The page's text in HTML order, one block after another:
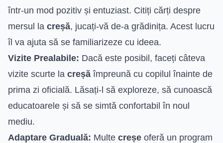
într-un mod pozitiv și entuziast. Citiți cărți despre
mersul la creșă, jucați-vă de-a grădinița. Acest lucru
îl va ajuta să se familiarizeze cu ideea.
Vizite Prealabile: Dacă este posibil, faceți câteva
vizite scurte la creșă împreună cu copilul înainte de
prima zi oficială. Lăsați-l să exploreze, să cunoască
educatoarele și să se simtă confortabil în noul
mediu.
Adaptare Graduală: Multe creșe oferă un program